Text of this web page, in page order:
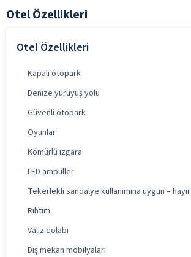
Otel Özellikleri
Otel Özellikleri
Kapalı otopark
Denize yürüyüş yolu
Güvenli otopark
Oyunlar
Kömürlü ızgara
LED ampuller
Tekerlekli sandalye kullanımına uygun – hayır
Rıhtım
Valiz dolabı
Dış mekan mobilyaları